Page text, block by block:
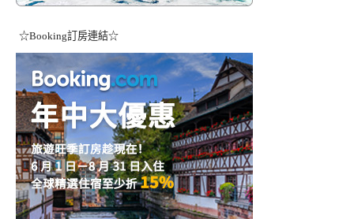
☆Booking訂房連結☆